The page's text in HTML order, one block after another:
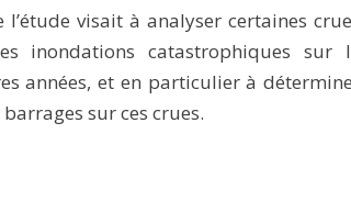
l’étude visait à analyser certaines
inondations catastrophiques sur
années, et en particulier à
sur ces crues.